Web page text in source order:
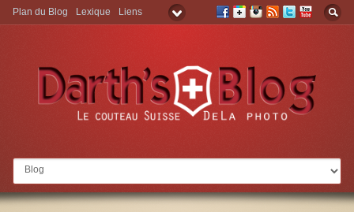
Aller à:
Plan du Blog Lexique Liens